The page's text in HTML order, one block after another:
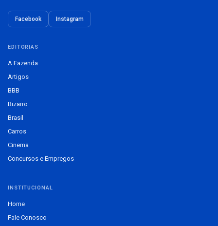
Facebook Instagram
EDITORIAS
A Fazenda
Artigos
BBB
Bizarro
Brasil
Carros
Cinema
Concursos e Empregos
INSTITUCIONAL
Home
Fale Conosco